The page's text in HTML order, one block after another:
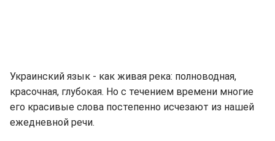
Украинский язык - как живая река: полноводная,
красочная, глубокая. Но с течением времени многие
его красивые слова постепенно исчезают из нашей
ежедневной речи.